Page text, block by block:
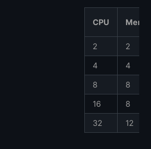
CPU
2
2
4
4
8
8
16
8
32
12